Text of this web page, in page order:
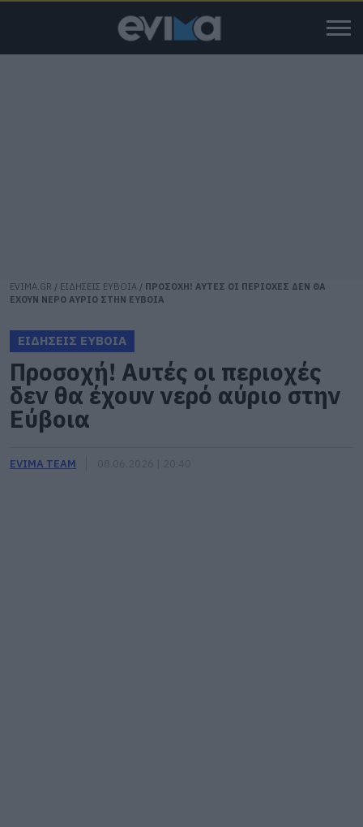
EVIMA.GR / ΕΙΔΗΣΕΙΣ ΕΥΒΟΙΑ / ΠΡΟΣΟΧΗ! ΑΥΤΕΣ ΟΙ ΠΕΡΙΟΧΕΣ ΔΕΝ ΘΑ
ΕΧΟΥΝ ΝΕΡΟ ΑΥΡΙΟ ΣΤΗΝ ΕΥΒΟΙΑ
ΕΙΔΗΣΕΙΣ ΕΥΒΟΙΑ
Προσοχή! Αυτές οι περιοχές
δεν θα έχουν νερό αύριο στην
Εύβοια
EVIMA TEAM